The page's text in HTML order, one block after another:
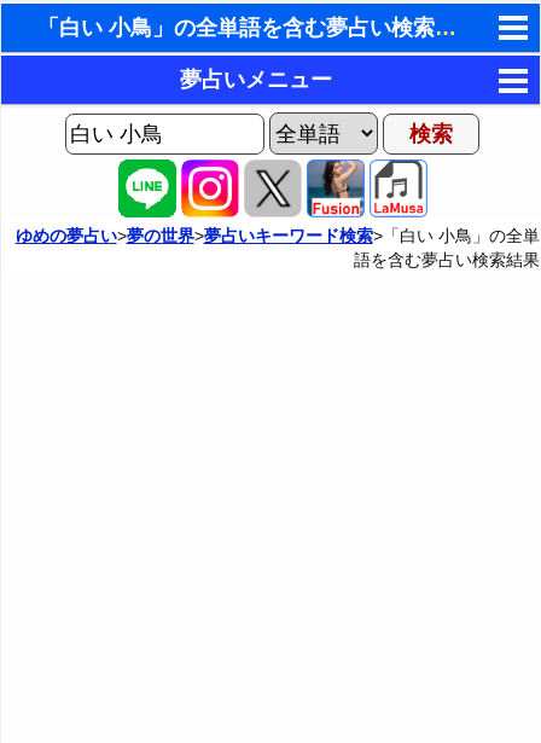
「白い 小鳥」の全単語を含む夢占い検索結果
東洋・西洋占星術
ホラリー占星術
手相占いで未来診断
タロットカードで無料占い
夢占いメニュー
AIゆめの夢占いチャット
ヨセフの夢占い
夢占い掲示板
ゆめの夢占い>夢の世界>夢占いキーワード検索>「白い 小鳥」の全単
語を含む夢占い検索結果